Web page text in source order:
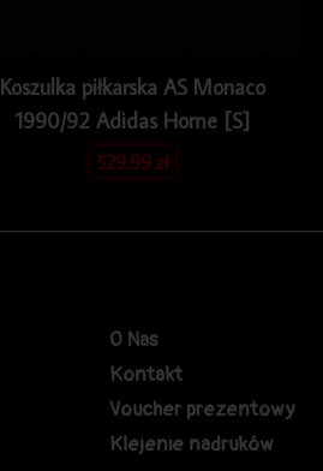
Koszulka piłkarska AS Monaco
1990/92 Adidas Home [S]
529.99zł
O Nas
Kontakt
Voucher prezentowy
Klejenie nadruków